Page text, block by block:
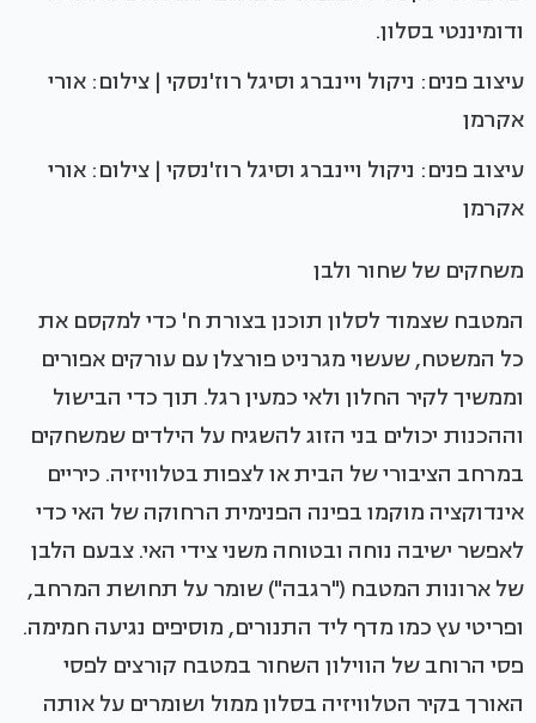
ודומיננטי בסלון.
עיצוב פנים: ניקול ויינברג וסיגל רוז'נסקי | צילום: אורי
אקרמן
עיצוב פנים: ניקול ויינברג וסיגל רוז'נסקי | צילום: אורי
אקרמן
משחקים של שחור ולבן
המטבח שצמוד לסלון תוכנן בצורת ח' כדי למקסם את
כל המשטח, שעשוי מגרניט פורצלן עם עורקים אפורים
וממשיך לקיר החלון ולאי כמעין רגל. תוך כדי הבישול
וההכנות יכולים בני הזוג להשגיח על הילדים שמשחקים
במרחב הציבורי של הבית או לצפות בטלוויזיה. כיריים
אינדוקציה מוקמו בפינה הפנימית הרחוקה של האי כדי
לאפשר ישיבה נוחה ובטוחה משני צידי האי. צבעם הלבן
של ארונות המטבח ("רגבה") שומר על תחושת המרחב,
ופריטי עץ כמו מדף ליד התנורים, מוסיפים נגיעה חמימה.
פסי הרוחב של הווילון השחור במטבח קורצים לפסי
האורך בקיר הטלוויזיה בסלון ממול ושומרים על אותה